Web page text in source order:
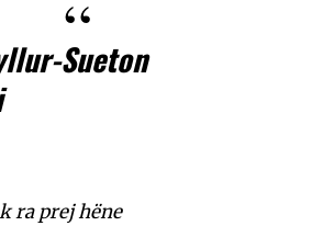
Sueton
ra prej hëne